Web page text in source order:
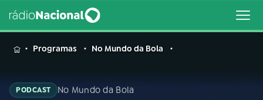
MENUProgramas No Mundo da Bola
PODCAST No Mundo da Bola